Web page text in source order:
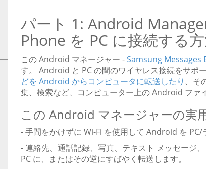
パート 1: Android
Phone を PC に接続する
この Android マネージャー -Samsung Messages
す。 Android と PC の間のワイヤレス接続をサポ
どを Android からコンピュータに転送したり 、そ
集、検索など、コンピューター上の Android ファ
この Android マネージャーの実
- 手間をかけずに Wi-Fi を使用して Android を PC/
- 連絡先、通話記録、写真、テキスト メッセージ
PC に、またはその逆にすばやく転送します。